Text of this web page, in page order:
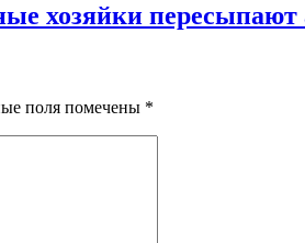
хозяйки
поля помечены *